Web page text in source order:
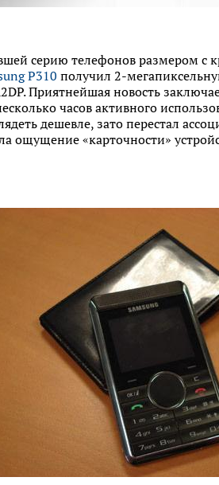
серию телефонов размером с
P310 получил 2-
Приятнейшая новость
часов активного
дешевле, зато перестал
ощущение «карточности»